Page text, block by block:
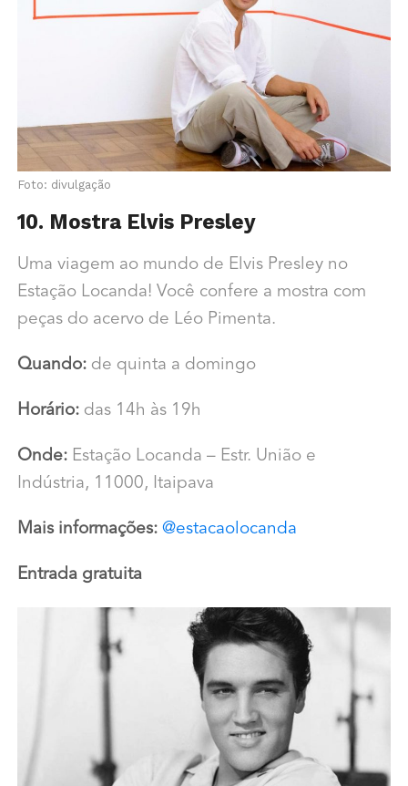
Foto: divulgação
10. Mostra Elvis Presley
Uma viagem ao mundo de Elvis Presley no
Estação Locanda! Você confere a mostra com
peças do acervo de Léo Pimenta.
Quando:de quinta a domingo
Horário:das 14h às 19h
Onde:Estação Locanda – Estr. União e
Indústria, 11000, Itaipava
Mais informações: @estacaolocanda
Entrada gratuita